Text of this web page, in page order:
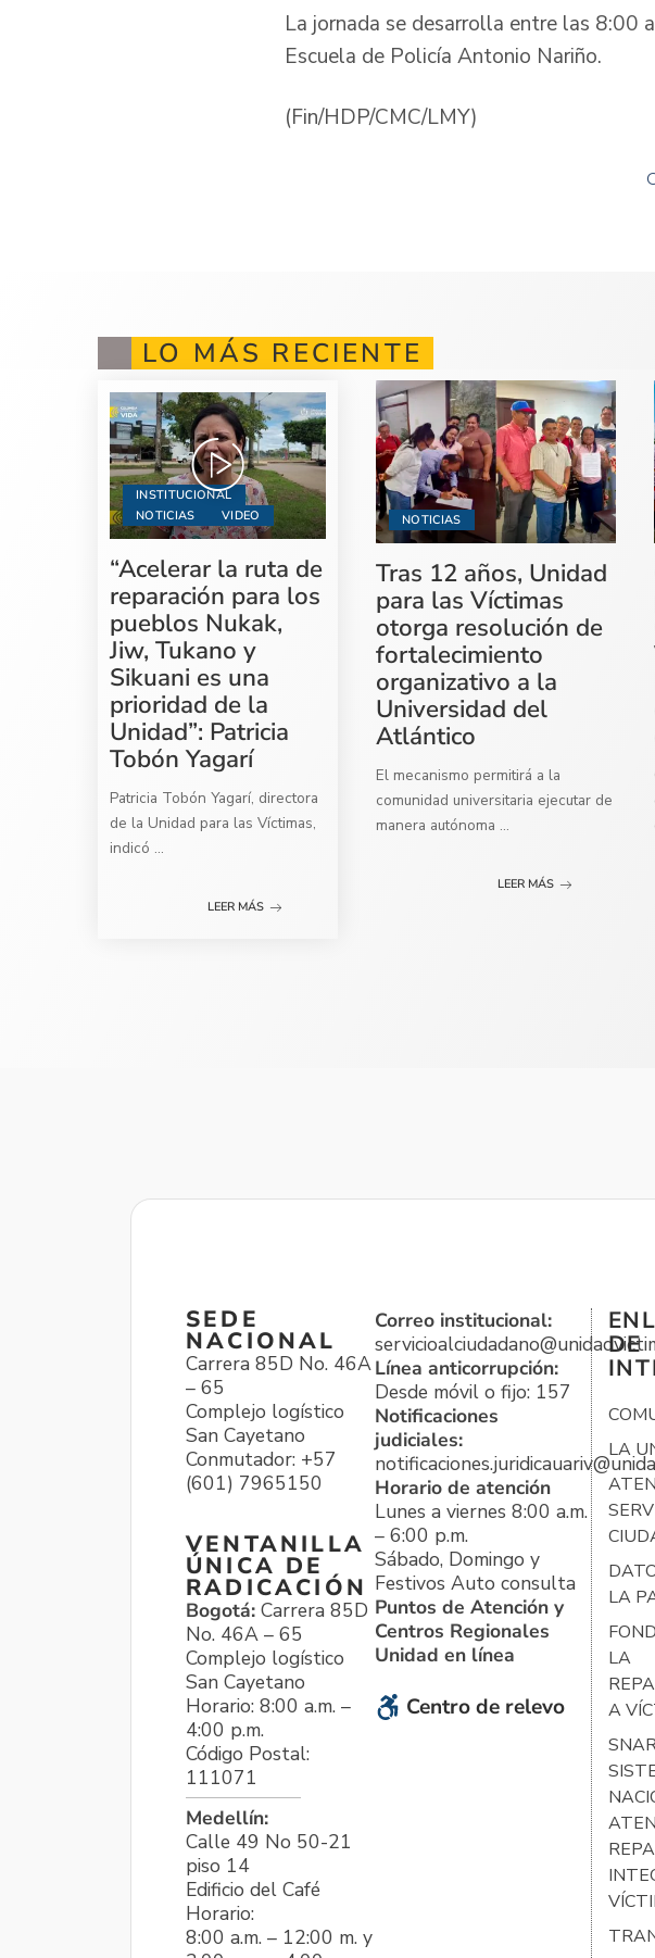
La jornada se desarrolla entre las 8:00
Escuela de Policía Antonio Nariño.
(Fin/HDP/CMC/LMY)
LO MÁS RECIENTE
INSTITUCIONAL
NOTICIAS
VIDEO
“Acelerar la ruta de
reparación para los
pueblos Nukak,
Jiw, Tukano y
Sikuani es una
prioridad de la
Unidad”: Patricia
Tobón Yagarí
Patricia Tobón Yagarí, directora
de la Unidad para las Víctimas,
indicó ...
LEER MÁS
NOTICIAS
Tras 12 años, Unidad
para las Víctimas
otorga resolución de
fortalecimiento
organizativo a la
Universidad del
Atlántico
El mecanismo permitirá a la
comunidad universitaria ejecutar de
manera autónoma ...
LEER MÁS
SEDE
NACIONAL
Carrera 85D No. 46A
– 65
Complejo logístico
San Cayetano
Conmutador: +57
(601) 7965150
VENTANILLA
ÚNICA DE
RADICACIÓN
Bogotá: Carrera 85D
No. 46A – 65
Complejo logístico
San Cayetano
Horario: 8:00 a.m. –
4:00 p.m.
Código Postal:
111071
Medellín:
Calle 49 No 50-21
piso 14
Edificio del Café
Horario:
8:00 a.m. – 12:00 m. y
Correo institucional:
Línea anticorrupción:
Desde móvil o fijo: 157
Notificaciones
judiciales:
Horario de atención
Lunes a viernes 8:00 a.m.
– 6:00 p.m.
Sábado, Domingo y
Festivos Auto consulta
Puntos de Atención y
Centros Regionales
Unidad en línea
Centro de relevo
DE
LA
LA
LA
A